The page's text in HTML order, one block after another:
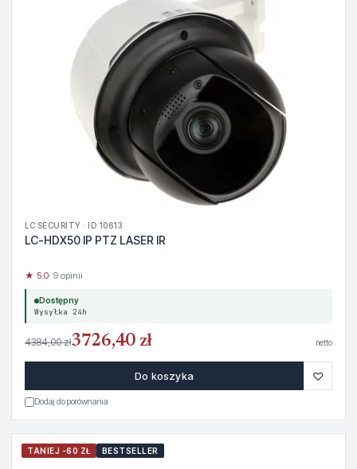
LC SECURITY · ID 10613
LC-HDX50 IP PTZ LASER IR
★ 5.0· 9 opinii
Dostępny
Wysyłka 24h
4384,00 zł3726,40 zł netto
Do koszyka ♡
Dodaj do porównania
TANIEJ -60 ZŁ BESTSELLER